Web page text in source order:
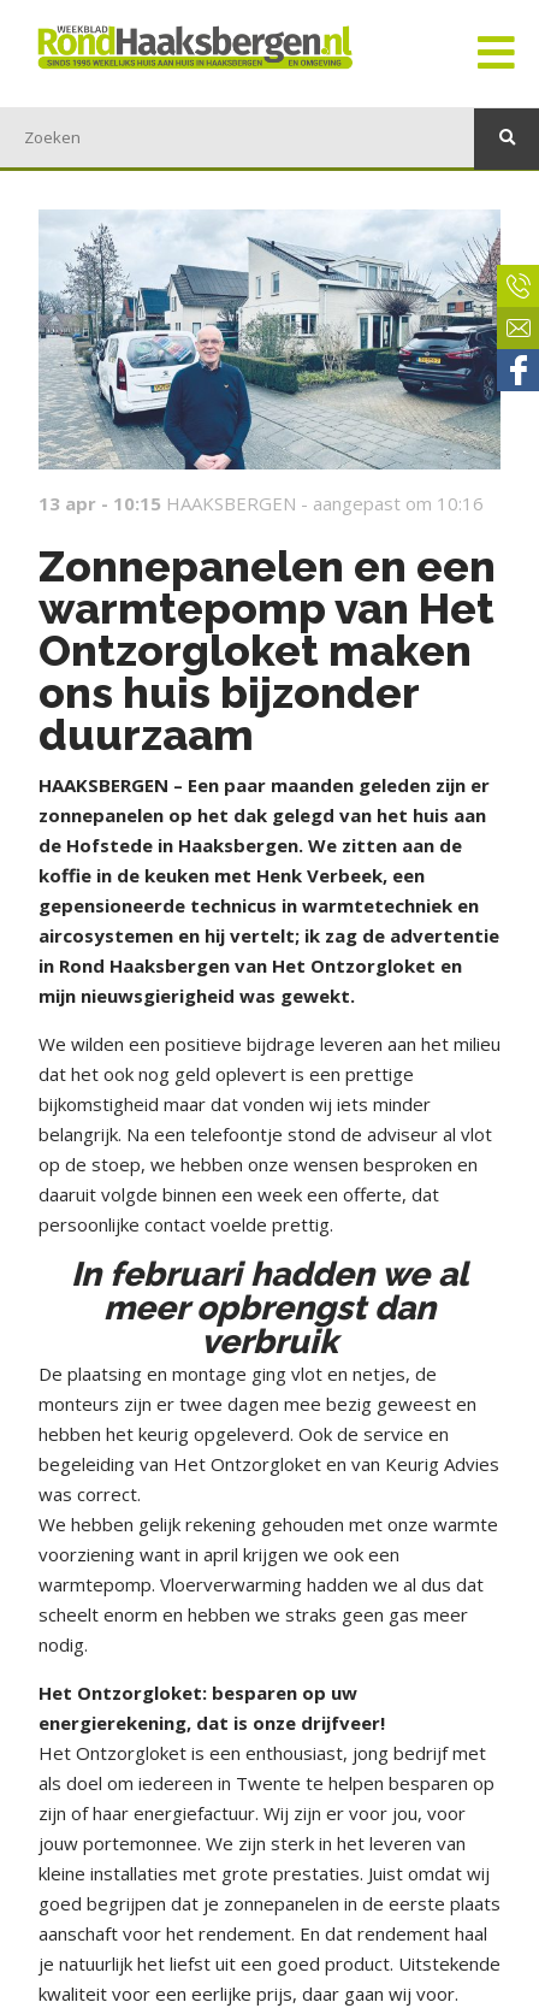
13 apr - 10:15 HAAKSBERGEN - aangepast om 10:16
Zonnepanelen en een
warmtepomp van Het
Ontzorgloket maken
ons huis bijzonder
duurzaam
HAAKSBERGEN – Een paar maanden geleden zijn er
zonnepanelen op het dak gelegd van het huis aan
de Hofstede in Haaksbergen. We zitten aan de
koffie in de keuken met Henk Verbeek, een
gepensioneerde technicus in warmtetechniek en
aircosystemen en hij vertelt; ik zag de advertentie
in Rond Haaksbergen van Het Ontzorgloket en
mijn nieuwsgierigheid was gewekt.
We wilden een positieve bijdrage leveren aan het milieu
dat het ook nog geld oplevert is een prettige
bijkomstigheid maar dat vonden wij iets minder
belangrijk. Na een telefoontje stond de adviseur al vlot
op de stoep, we hebben onze wensen besproken en
daaruit volgde binnen een week een offerte, dat
persoonlijke contact voelde prettig.
In februari hadden we al
meer opbrengst dan
verbruik
De plaatsing en montage ging vlot en netjes, de
monteurs zijn er twee dagen mee bezig geweest en
hebben het keurig opgeleverd. Ook de service en
begeleiding van Het Ontzorgloket en van Keurig Advies
was correct.
We hebben gelijk rekening gehouden met onze warmte
voorziening want in april krijgen we ook een
warmtepomp. Vloerverwarming hadden we al dus dat
scheelt enorm en hebben we straks geen gas meer
nodig.
Het Ontzorgloket: besparen op uw
energierekening, dat is onze drijfveer!
Het Ontzorgloket is een enthousiast, jong bedrijf met
als doel om iedereen in Twente te helpen besparen op
zijn of haar energiefactuur. Wij zijn er voor jou, voor
jouw portemonnee. We zijn sterk in het leveren van
kleine installaties met grote prestaties. Juist omdat wij
goed begrijpen dat je zonnepanelen in de eerste plaats
aanschaft voor het rendement. En dat rendement haal
je natuurlijk het liefst uit een goed product. Uitstekende
kwaliteit voor een eerlijke prijs, daar gaan wij voor.